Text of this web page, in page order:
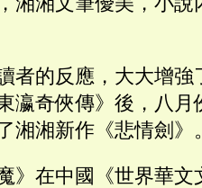
者的反應，大大增強
瀛奇俠傳》後，八月
湘湘新作《悲情劍》
》在中國《世界華